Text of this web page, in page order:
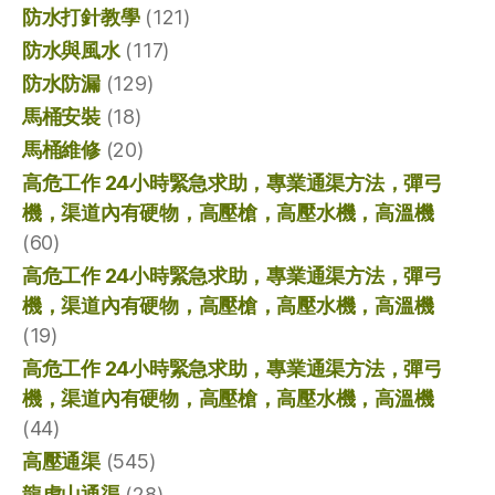
防水打針教學(121)
防水與風水(117)
防水防漏(129)
馬桶安裝(18)
馬桶維修(20)
高危工作 24小時緊急求助，專業通渠方法，彈弓
機，渠道內有硬物，高壓槍，高壓水機，高溫機
(60)
高危工作 24小時緊急求助，專業通渠方法，彈弓
機，渠道內有硬物，高壓槍，高壓水機，高溫機
(19)
高危工作 24小時緊急求助，專業通渠方法，彈弓
機，渠道內有硬物，高壓槍，高壓水機，高溫機
(44)
高壓通渠(545)